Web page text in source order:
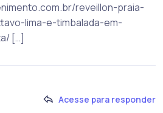
reveillon-praia-
lima-e-timbalada-em-
[…]
Acesse para responder